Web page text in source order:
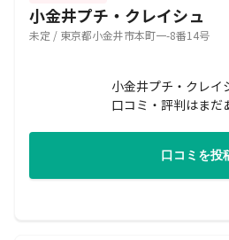
小金井プチ・クレイシュ
未定 / 東京都小金井市本町一-8番14号
小金井プチ・クレイ
口コミ・評判はまだ
口コミを投